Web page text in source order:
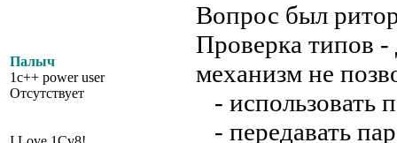
Палыч
1c++ power user
Отсутствует
Вопрос был
Проверка типов
механизм не
- использовать
- передавать